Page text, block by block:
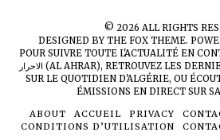
© 2026 ALL RIGHTS
DESIGNED BYTHE FOX THEME.
POUR SUIVRE TOUTE L'ACTUALITÉ EN
الاحرار (AL AHRAR), RETROUVEZ LES
SURLE QUOTIDIEN D'ALGÉRIE, OU
ÉMISSIONS EN DIRECT SUR
ABOUT
ACCUEIL PRIVACY
CONDITIONS D’UTILISATION